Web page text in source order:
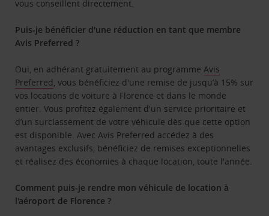
vous conseillent directement.
Puis-je bénéficier d'une réduction en tant que membre
Avis Preferred ?
Oui, en adhérant gratuitement au programmeAvis
Preferred, vous bénéficiez d'une remise de jusqu’à 15% sur
vos locations de voiture à Florence et dans le monde
entier. Vous profitez également d'un service prioritaire et
d’un surclassement de votre véhicule dès que cette option
est disponible. Avec Avis Preferred accédez à des
avantages exclusifs, bénéficiez de remises exceptionnelles
et réalisez des économies à chaque location, toute l'année.
Comment puis-je rendre mon véhicule de location à
l'aéroport de Florence ?